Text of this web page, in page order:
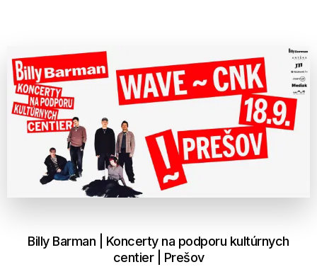
Billy Barman | Koncerty na podporu kultúrnych
centier | Prešov